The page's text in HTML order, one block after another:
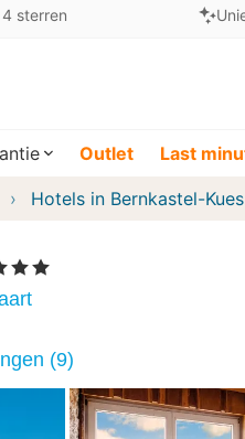
sterren
Outlet Last
Hotels in Bernkastel-Kues
(9)